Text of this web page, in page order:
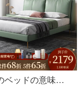
華庭のベッドの意味式があります。軽奢な皮のベッドの頭台は現代簡単です。洋式のダブル1.8メートルの結婚式ベッドの主な寝室の家具のシングルベッド+ラテックスのベッドのマット1.8メートルのサポートモデルです。